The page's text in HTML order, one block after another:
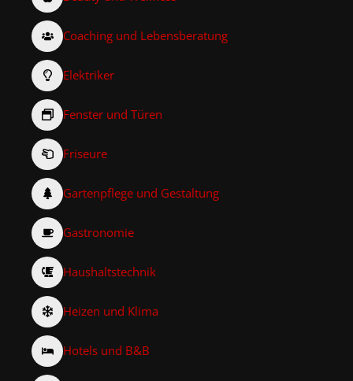
Coaching und Lebensberatung
Elektriker
Fenster und Türen
Friseure
Gartenpflege und Gestaltung
Gastronomie
Haushaltstechnik
Heizen und Klima
Hotels und B&B